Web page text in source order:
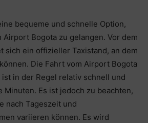
bequeme und schnelle Option,
Airport Bogota zu gelangen. Vor dem
sich ein offizieller Taxistand, an dem
Die Fahrt vom Airport Bogota
in der Regel relativ schnell und
Minuten. Es ist jedoch zu beachten,
nach Tageszeit und
variieren können. Es wird